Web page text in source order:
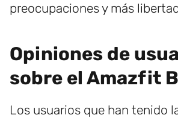
preocupaciones y más
Opiniones de
sobre el Amazfit
Los usuarios que han tenido